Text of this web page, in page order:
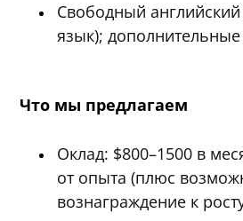
Свободный
язык);
Что мы предлагаем
Оклад: $800–1500 в
от опыта (плюс
вознаграждение к